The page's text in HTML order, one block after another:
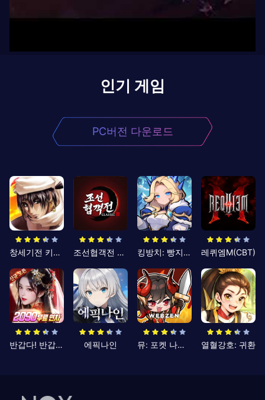
인기 게임
PC버전 다운로드
창세기전 키우기 조선협객전 클래식 킹방치: 빵지의 제왕 레퀴엠M(CBT)
반갑다! 반갑삼국지 에픽나인 뮤: 포켓 나이츠 열혈강호: 귀환